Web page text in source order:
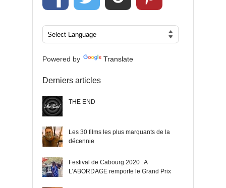
Powered by Translate
Derniers articles
THE END
Les 30 films les plus marquants de la
décennie
Festival de Cabourg 2020 : A
L’ABORDAGE remporte le Grand Prix